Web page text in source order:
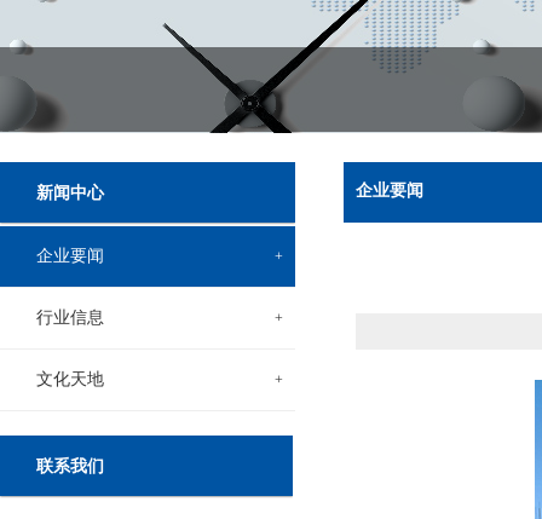
新闻中心
企业要闻 +
行业信息 +
文化天地 +
联系我们
企业要闻